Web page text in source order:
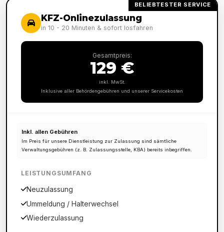
BELIEBTESTER SERVICE
KFZ-Onlinezulassung
in 10 - 20 Minuten & sofort losfahren
Gesamtpreis:
129 €
inkl. MwSt.
Inklusive aller Behördengebühren und unserer Servicekosten
Inkl. allen Gebühren
Im Preis für unsere Dienstleistung zur Zulassung sind sämtliche
Verwaltungsgebühren (z. B. Zulassungsstelle, KBA) bereits inbegriffen.
LEISTUNGSUMFANG
Neuzulassung
Ummeldung / Halterwechsel
Wiederzulassung